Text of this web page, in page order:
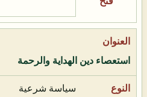
استعصاء دين الهداية والرحمة
سياسة شرعية